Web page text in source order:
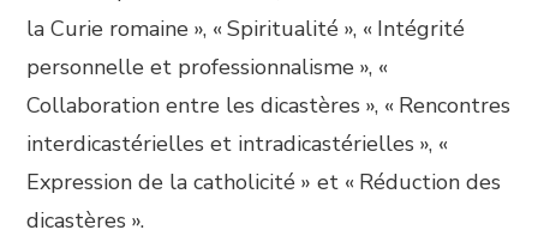
la Curie romaine », « Spiritualité », « Intégrité
personnelle et professionnalisme », «
Collaboration entre les dicastères », « Rencontres
interdicastérielles et intradicastérielles », «
Expression de la catholicité » et « Réduction des
dicastères ».